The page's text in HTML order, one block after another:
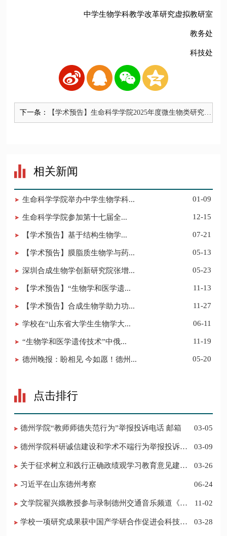
中学生物学科教学改革研究虚拟教研室
教务处
科技处
下一条：
【学术预告】生命科学学院2025年度微生物类研究国
家基金申报专项交流会
相关新闻
生命科学学院举办中学生物学科... 01-09
​生命科学学院参加第十七届全... 12-15
​【学术预告】基于结构生物学... 07-21
【学术预告】膜脂质生物学与药... 05-13
深圳合成生物学创新研究院张增... 05-23
【学术预告】“生物学和医学遗... 11-13
【学术预告】合成生物学助力功... 11-27
学校在“山东省大学生生物学大... 06-11
“生物学和医学遗传技术”中俄... 11-19
德州晚报：盼相见 今如愿！德州... 05-20
点击排行
德州学院“教师师德失范行为”举报投诉电话 邮箱 03-05
德州学院科研诚信建设和学术不端行为举报投诉电
03-09
03-26
习近平在山东德州考察 06-24
​文学院翟兴娥教授参与录制德州交通音乐频道《科
11-02
学校一项研究成果获中国产学研合作促进会科技创
03-28